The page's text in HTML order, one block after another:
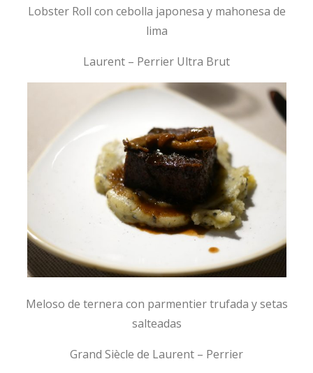
Lobster Roll con cebolla japonesa y mahonesa de
lima
Laurent – Perrier Ultra Brut
Meloso de ternera con parmentier trufada y setas
salteadas
Grand Siècle de Laurent – Perrier